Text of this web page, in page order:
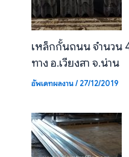
เหล็กกั้นถนน จำนวน
ทาง อ.เวียงสา จ.น่าน
อัพเดทผลงาน/27/12/2019